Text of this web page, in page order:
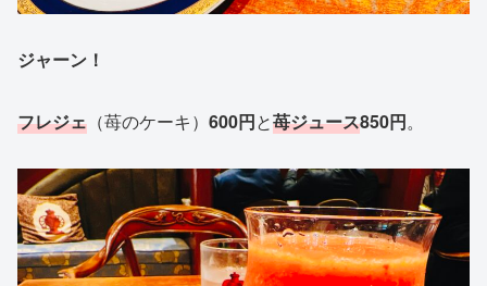
ジャーン！
フレジェ （苺のケーキ） 600円と苺ジュース850円。